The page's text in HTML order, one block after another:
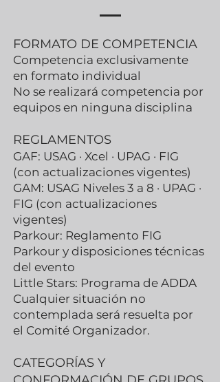
FORMATO DE COMPETENCIA
Competencia exclusivamente
en formato individual
No se realizará competencia por
equipos en ninguna disciplina
REGLAMENTOS
GAF: USAG · Xcel · UPAG · FIG
(con actualizaciones vigentes)
GAM: USAG Niveles 3 a 8 · UPAG ·
FIG (con actualizaciones
vigentes)
Parkour: Reglamento FIG
Parkour y disposiciones técnicas
del evento
Little Stars: Programa de ADDA
Cualquier situación no
contemplada será resuelta por
el Comité Organizador.
CATEGORÍAS Y